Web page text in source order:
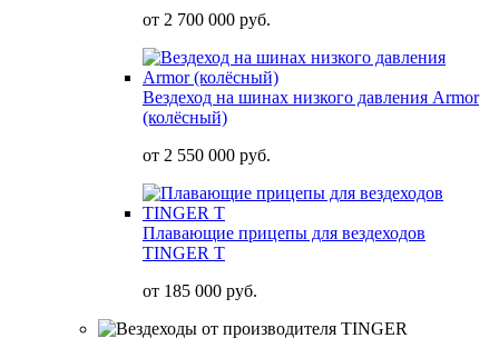
от 2 700 000 руб.
Вездеход на шинах низкого давления Armor
(колёсный)
от 2 550 000 руб.
Плавающие прицепы для вездеходов
TINGER T
от 185 000 руб.